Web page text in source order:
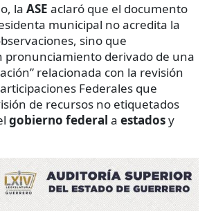
la ASE aclaró que el documento
municipal no acredita la
sino que
pronunciamiento derivado de una
relacionada con la revisión
Federales que
de recursos no etiquetados
gobierno federal a estadosy